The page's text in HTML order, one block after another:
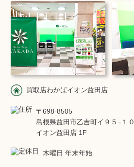
買取店わかばイオン益田店
〒698-8505
島根県益田市乙吉町イ９５−１０
イオン益田店 1F
木曜日 年末年始